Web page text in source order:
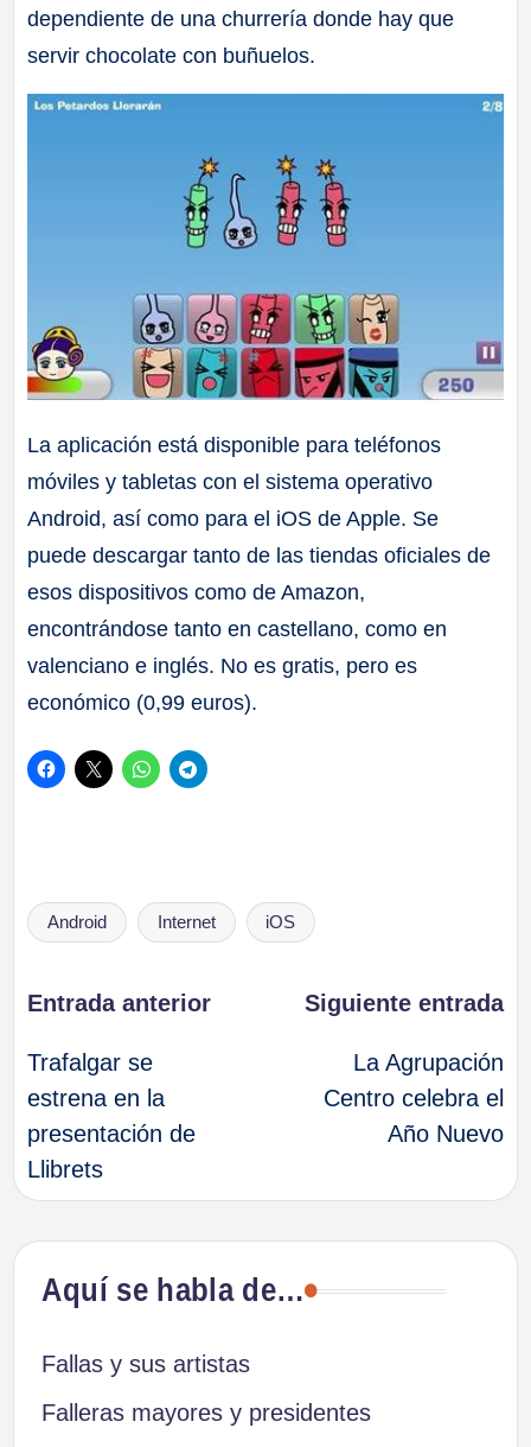
dependiente de una churrería donde hay que
servir chocolate con buñuelos.
La aplicación está disponible para teléfonos
móviles y tabletas con el sistema operativo
Android, así como para el iOS de Apple. Se
puede descargar tanto de las tiendas oficiales de
esos dispositivos como de Amazon,
encontrándose tanto en castellano, como en
valenciano e inglés. No es gratis, pero es
económico (0,99 euros).
Etiquetas:
Android Internet iOS
Navegación
de
entradas
Entrada anterior
Trafalgar se
estrena en la
presentación de
Llibrets
Siguiente entrada
La Agrupación
Centro celebra el
Año Nuevo
Aquí se habla de…
Fallas y sus artistas
Falleras mayores y presidentes